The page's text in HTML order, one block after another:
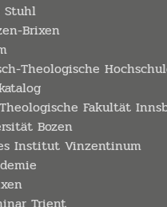
Stuhl
Brixen
Theologische
Fakultät
Bozen
Institut Vinzentinum